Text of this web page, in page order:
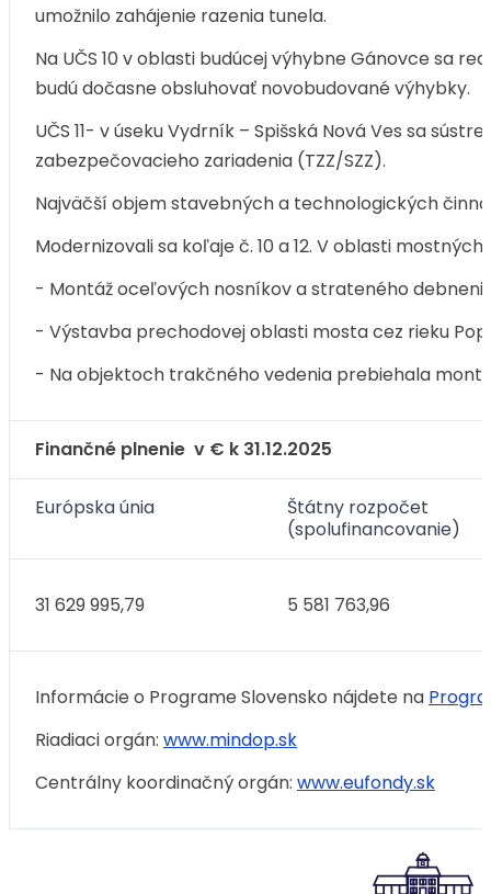
umožnilo zahájenie razenia tunela.
Na UČS 10 v oblasti budúcej výhybne Gánovce sa
budú dočasne obsluhovať novobudované výhybky.
UČS 11- v úseku Vydrník – Spišská Nová Ves sa
zabezpečovacieho zariadenia (TZZ/SZZ).
Najväčší objem stavebných a technologických
Modernizovali sa koľaje č. 10 a 12. V oblasti
- Montáž oceľových nosníkov a strateného
- Výstavba prechodovej oblasti mosta cez rieku
- Na objektoch trakčného vedenia prebiehala
Finančné plnenie v € k 31.12.2025
Európska únia
Štátny rozpočet
(spolufinancovanie)
31 629 995,79 5 581 763,96
Informácie o Programe Slovensko nájdete na
Riadiaci orgán: www.mindop.sk
Centrálny koordinačný orgán: www.eufondy.sk